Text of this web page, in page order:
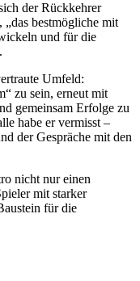
der Rückkehrer
bestmögliche mit
und für die
Umfeld:
zu sein, erneut mit
gemeinsam Erfolge zu
habe er vermisst –
der Gespräche mit den
nicht nur einen
mit starker
für die